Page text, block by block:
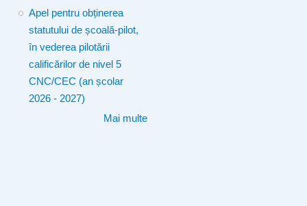
Apel pentru obținerea
statutului de școală-pilot,
în vederea pilotării
calificărilor de nivel 5
CNC/CEC (an școlar
2026 - 2027)
Mai multe